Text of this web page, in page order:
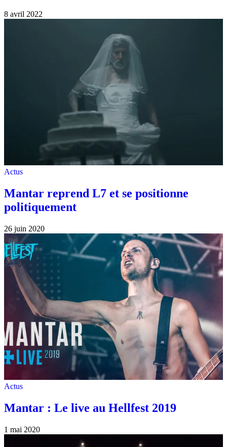
8 avril 2022
Actus
Mantar reprend L7 et se positionne
politiquement
26 juin 2020
Actus
Mantar : Le live au Hellfest 2019
1 mai 2020